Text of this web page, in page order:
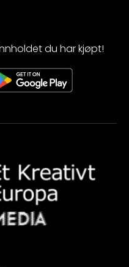
du har kjøpt!